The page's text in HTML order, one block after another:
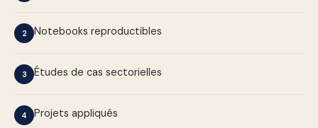
2 Notebooks reproductibles
3 Études de cas sectorielles
4 Projets appliqués